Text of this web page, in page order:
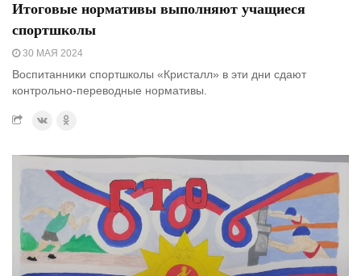
Итоговые нормативы выполняют учащиеся
спортшколы
30 МАЯ 2024
Воспитанники спортшколы «Кристалл» в эти дни сдают
контрольно-переводные нормативы.